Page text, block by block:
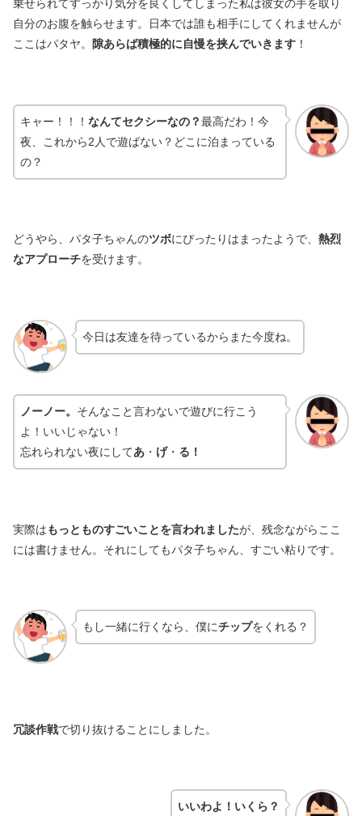
乗せられてすっかり気分を良くしてしまった私は彼女の手を取り
自分のお腹を触らせます。日本では誰も相手にしてくれませんが
ここはパタヤ。
隙あらば積極的に自慢を挟んでいきます ！
キャー！！！ なんてセクシーなの？最高だわ！今
夜、これから2人で遊ばない？どこに泊まっている
の？
どうやら、パタ子ちゃんのツボにぴったりはまったようで、 熱烈
なアプローチを受けます。
今日は友達を待っているからまた今度ね。
ノーノー。 そんなこと言わないで遊びに行こう
よ！いいじゃない！
忘れられない夜にしてあ ・ げ・ る！
実際はもっとものすごいことを言われましたが、残念ながらここ
には書けません。それにしてもパタ子ちゃん、すごい粘りです。
もし一緒に行くなら、僕にチップをくれる？
冗談作戦で切り抜けることにしました。
いいわよ！いくら？